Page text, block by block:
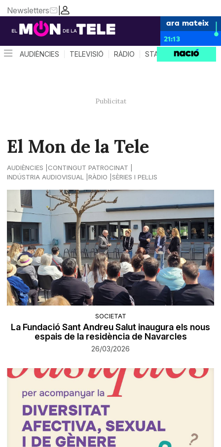
|
Newsletters
ara mateix
21:13
AUDIÈNCIES TELEVISIÓ RÀDIO STAR SYSTEM
El Mon de la Tele
AUDIÈNCIES
CONTINGUT PATROCINAT
INDÚSTRIA AUDIOVISUAL
RÀDIO SÈRIES I PEL·LIS
SOCIETAT
La Fundació Sant Andreu Salut inaugura els nous
espais de la residència de Navarcles
26/03/2026